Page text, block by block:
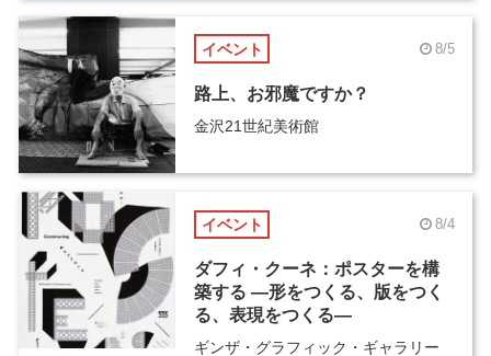
イベント 8/5
路上、お邪魔ですか？
金沢21世紀美術館
イベント 8/4
ダフィ・クーネ：ポスターを構
築する ―形をつくる、版をつく
る、表現をつくる―
ギンザ・グラフィック・ギャラリー